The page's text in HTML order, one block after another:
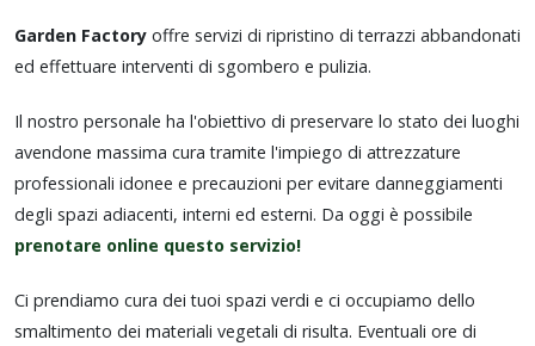
Garden Factory offre servizi di ripristino di terrazzi abbandonati
ed effettuare interventi di sgombero e pulizia.
Il nostro personale ha l'obiettivo di preservare lo stato dei luoghi
avendone massima cura tramite l'impiego di attrezzature
professionali idonee e precauzioni per evitare danneggiamenti
degli spazi adiacenti, interni ed esterni. Da oggi è possibile
prenotare online questo servizio!
Ci prendiamo cura dei tuoi spazi verdi e ci occupiamo dello
smaltimento dei materiali vegetali di risulta. Eventuali ore di